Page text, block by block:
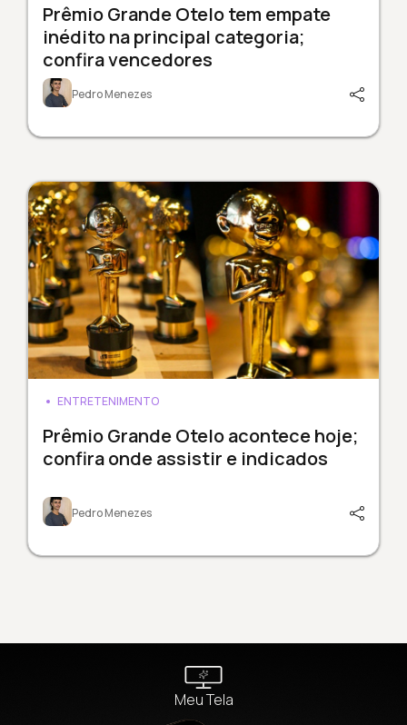
Prêmio Grande Otelo tem empate
inédito na principal categoria;
confira vencedores
Pedro Menezes
ENTRETENIMENTO
Prêmio Grande Otelo acontece hoje;
confira onde assistir e indicados
Pedro Menezes
Meu Tela